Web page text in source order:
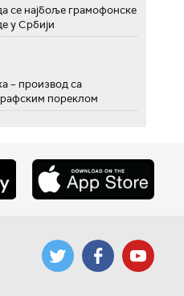
се најбоље грамофонске
у Србији
– производ са
пореклом